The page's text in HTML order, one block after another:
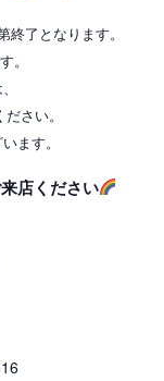
終了となります。
。
さい。
ます。
店ください